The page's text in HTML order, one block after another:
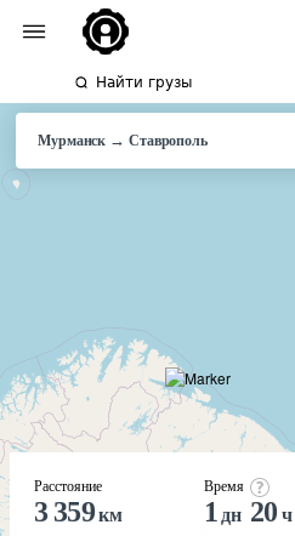
Найти грузы
Мурманск → Ставрополь
Расстояние
3 359км
Время
1 дн 20 ч